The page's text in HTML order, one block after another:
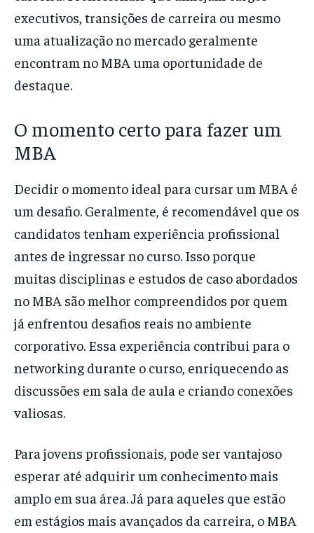
executivos, transições de carreira ou mesmo
uma atualização no mercado geralmente
encontram no MBA uma oportunidade de
destaque.
O momento certo para fazer um
MBA
Decidir o momento ideal para cursar um MBA é
um desafio. Geralmente, é recomendável que os
candidatos tenham experiência profissional
antes de ingressar no curso. Isso porque
muitas disciplinas e estudos de caso abordados
no MBA são melhor compreendidos por quem
já enfrentou desafios reais no ambiente
corporativo. Essa experiência contribui para o
networking durante o curso, enriquecendo as
discussões em sala de aula e criando conexões
valiosas.
Para jovens profissionais, pode ser vantajoso
esperar até adquirir um conhecimento mais
amplo em sua área. Já para aqueles que estão
em estágios mais avançados da carreira, o MBA